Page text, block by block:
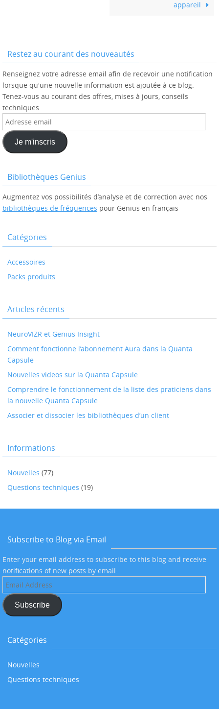
appareil
Restez au courant des nouveautés
Renseignez votre adresse email afin de recevoir une notification
lorsque qu'une nouvelle information est ajoutée à ce blog.
Tenez-vous au courant des offres, mises à jours, conseils
techniques.
Adresse
email
Je m'inscris
Bibliothèques Genius
Augmentez vos possibilités d’analyse et de correction avec nos
bibliothèques de fréquences pour Genius en français
Catégories
Accessoires
Packs produits
Articles récents
NeuroVIZR et Genius Insight
Comment fonctionne l’abonnement Aura dans la Quanta
Capsule
Nouvelles videos sur la Quanta Capsule
Comprendre le fonctionnement de la liste des praticiens dans
la nouvelle Quanta Capsule
Associer et dissocier les bibliothèques d’un client
Informations
Nouvelles (77)
Questions techniques (19)
Subscribe to Blog via Email
Enter your email address to subscribe to this blog and receive
notifications of new posts by email.
Email
Address
Subscribe
Catégories
Nouvelles
Questions techniques